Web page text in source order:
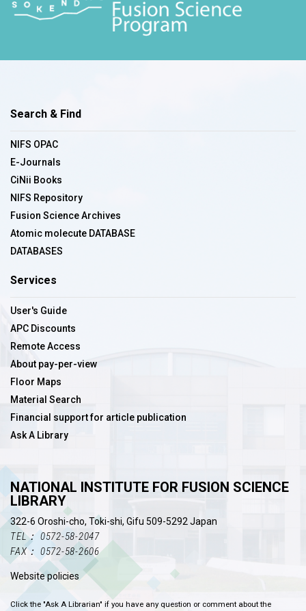
Search & Find
NIFS OPAC
E-Journals
CiNii Books
NIFS Repository
Fusion Science Archives
Atomic molecute DATABASE
DATABASES
Services
User's Guide
APC Discounts
Remote Access
About pay-per-view
Floor Maps
Material Search
Financial support for article publication
Ask A Library
NATIONAL INSTITUTE FOR FUSION SCIENCE
LIBRARY
322-6 Oroshi-cho, Toki-shi, Gifu 509-5292 Japan
TEL： 0572-58-2047
FAX： 0572-58-2606
Website policies
Click the "Ask A Librarian" if you have any question or comment about the